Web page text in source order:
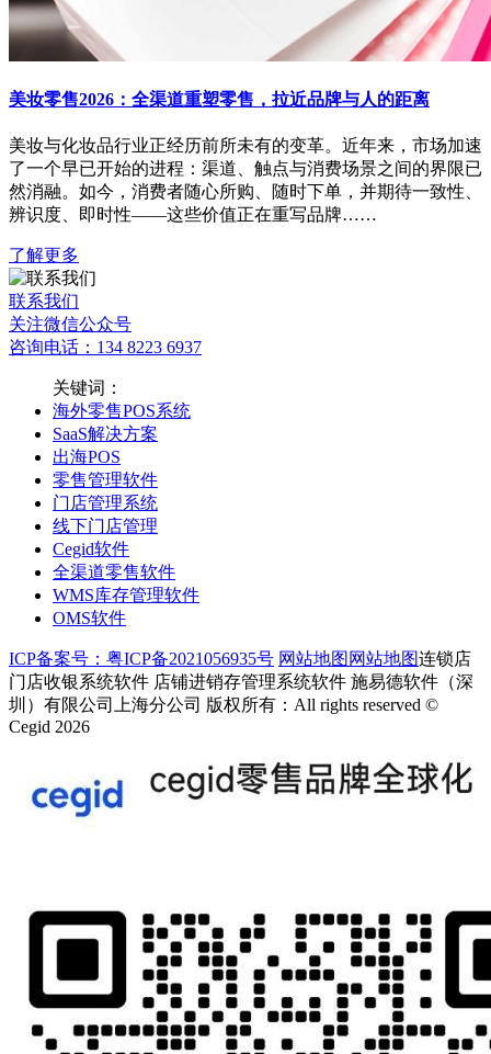
美妆零售2026：全渠道重塑零售，拉近品牌与人的距离
美妆与化妆品行业正经历前所未有的变革。近年来，市场加速
了一个早已开始的进程：渠道、触点与消费场景之间的界限已
然消融。如今，消费者随心所购、随时下单，并期待一致性、
辨识度、即时性——这些价值正在重写品牌……
了解更多
联系我们
关注微信公众号
咨询电话：134 8223 6937
关键词：
海外零售POS系统
SaaS解决方案
出海POS
零售管理软件
门店管理系统
线下门店管理
Cegid软件
全渠道零售软件
WMS库存管理软件
OMS软件
ICP备案号：粤ICP备2021056935号 网站地图 网站地图连锁店
门店收银系统软件 店铺进销存管理系统软件 施易德软件（深
圳）有限公司上海分公司 版权所有：All rights reserved ©
Cegid 2026